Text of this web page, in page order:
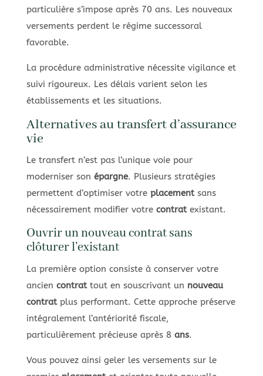
particulière s’impose après 70 ans. Les nouveaux
versements perdent le régime successoral
favorable.
La procédure administrative nécessite vigilance et
suivi rigoureux. Les délais varient selon les
établissements et les situations.
Alternatives au transfert d’assurance
vie
Le transfert n’est pas l’unique voie pour
moderniser son épargne. Plusieurs stratégies
permettent d’optimiser votre placementsans
nécessairement modifier votre contratexistant.
Ouvrir un nouveau contrat sans
clôturer l’existant
La première option consiste à conserver votre
ancien contrattout en souscrivant un nouveau
contratplus performant. Cette approche préserve
intégralement l’antériorité fiscale,
particulièrement précieuse après 8 ans.
Vous pouvez ainsi geler les versements sur le